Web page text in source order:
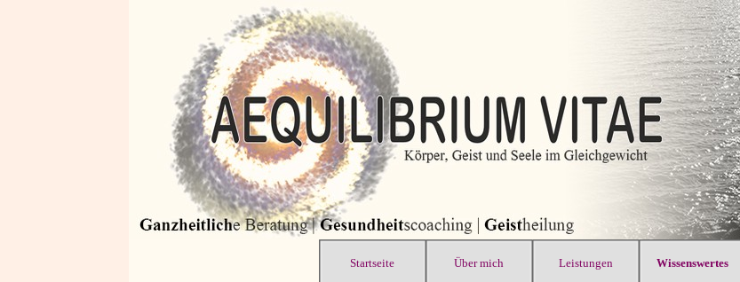
Startseite Über mich Leistungen Wissenswertes